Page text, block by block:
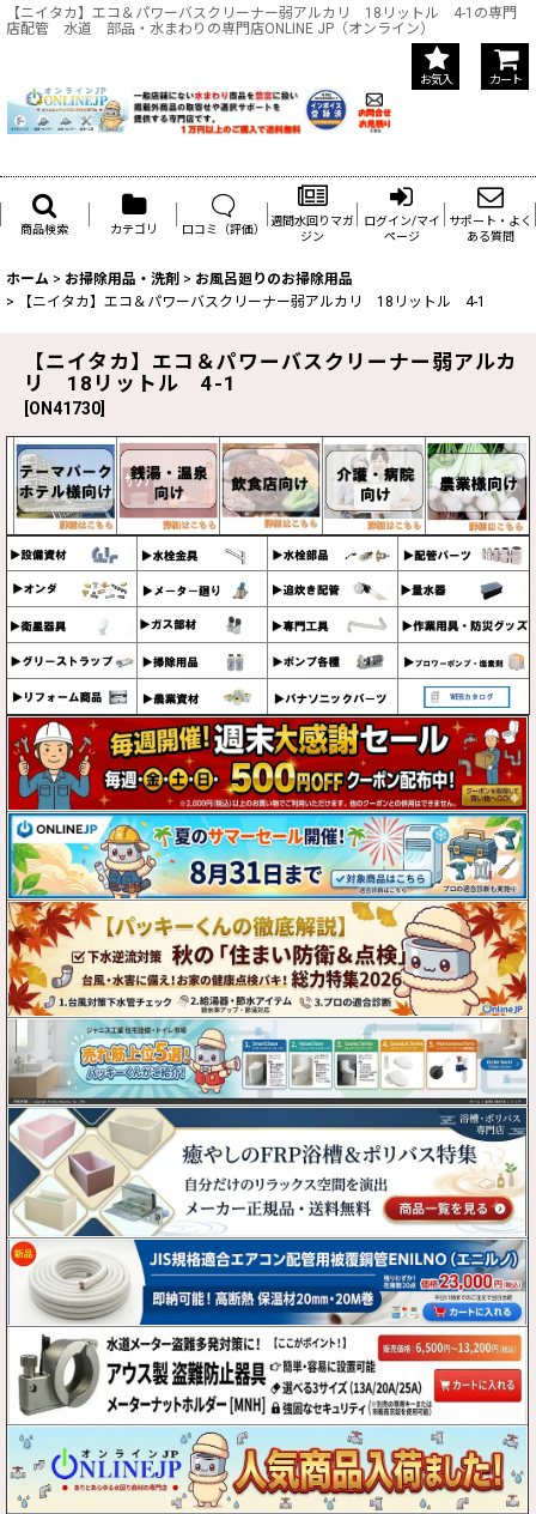
【ニイタカ】エコ＆パワーバスクリーナー弱アルカリ 18リットル 4-1の専門
店配管 水道 部品・水まわりの専門店ONLINE JP（オンライン）
お気入 カート
商品検索 カテゴリ 口コミ（評価）
週間水回りマガ
ジン
ログイン/マイ
ページ
サポート・よく
ある質問
ホーム > お掃除用品・洗剤 > お風呂廻りのお掃除用品
>
【ニイタカ】エコ＆パワーバスクリーナー弱アルカリ 18リットル 4-1
【ニイタカ】エコ＆パワーバスクリーナー弱アルカ
リ 18リットル 4-1
ON41730